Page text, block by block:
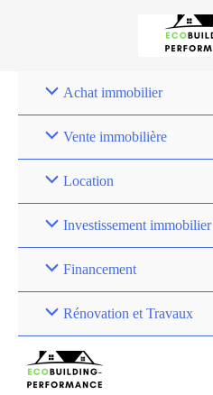
Achat immobilier
Vente immobilière
Location
Investissement immobilier
Financement
Rénovation et Travaux